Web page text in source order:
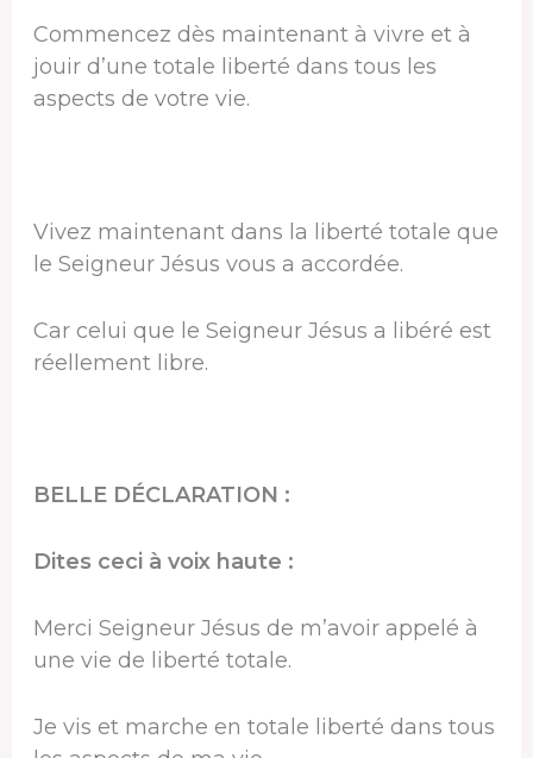
Commencez dès maintenant à vivre et à
jouir d’une totale liberté dans tous les
aspects de votre vie.
Vivez maintenant dans la liberté totale que
le Seigneur Jésus vous a accordée.
Car celui que le Seigneur Jésus a libéré est
réellement libre.
BELLE DÉCLARATION :
Dites ceci à voix haute :
Merci Seigneur Jésus de m’avoir appelé à
une vie de liberté totale.
Je vis et marche en totale liberté dans tous